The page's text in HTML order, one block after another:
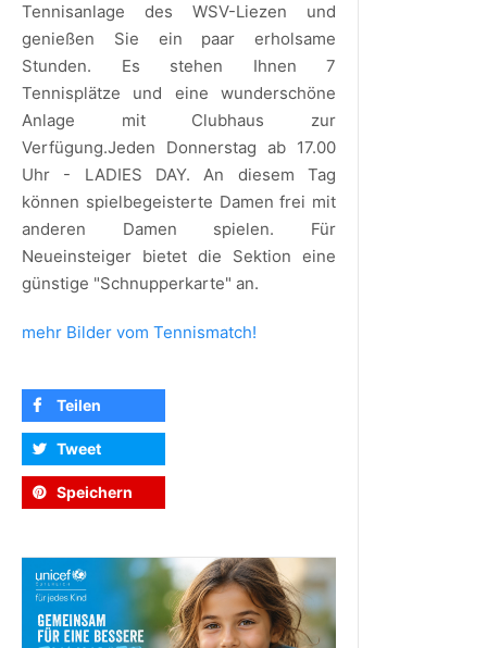
Tennisanlage des WSV-Liezen und
genießen Sie ein paar erholsame
Stunden. Es stehen Ihnen 7
Tennisplätze und eine wunderschöne
Anlage mit Clubhaus zur
Verfügung.Jeden Donnerstag ab 17.00
Uhr - LADIES DAY. An diesem Tag
können spielbegeisterte Damen frei mit
anderen Damen spielen. Für
Neueinsteiger bietet die Sektion eine
günstige "Schnupperkarte" an.
mehr Bilder vom Tennismatch!
Teilen
Tweet
Speichern